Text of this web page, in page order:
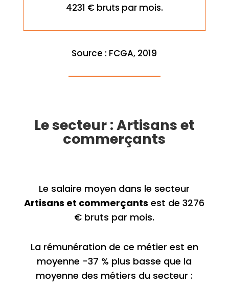
4231 € bruts par mois.
Source : FCGA, 2019
Le secteur : Artisans et
commerçants
Le salaire moyen dans le secteur
Artisans et commerçants est de 3276
€ bruts par mois.
La rémunération de ce métier est en
moyenne -37 % plus basse que la
moyenne des métiers du secteur :